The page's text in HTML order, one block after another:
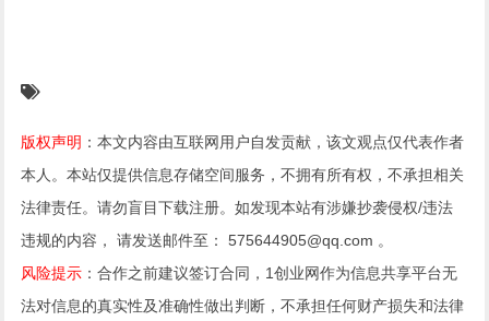
版权声明 ：本文内容由互联网用户自发贡献，该文观点仅代表作者
本人。本站仅提供信息存储空间服务，不拥有所有权，不承担相关
法律责任。请勿盲目下载注册。如发现本站有涉嫌抄袭侵权/违法
违规的内容， 请发送邮件至： 575644905@qq.com 。
风险提示 ：合作之前建议签订合同，1创业网作为信息共享平台无
法对信息的真实性及准确性做出判断，不承担任何财产损失和法律